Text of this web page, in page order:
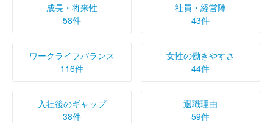
成長・将来性
58件
社員・経営陣
43件
ワークライフバランス
116件
女性の働きやすさ
44件
入社後のギャップ
38件
退職理由
59件